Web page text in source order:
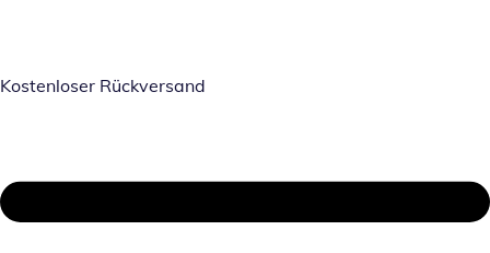
Kostenloser Rückversand